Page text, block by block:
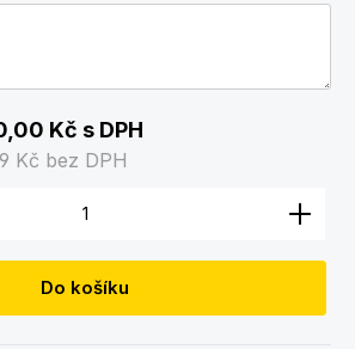
Kč s DPH
Kč bez DPH
Zadejte požadované
Do košíku